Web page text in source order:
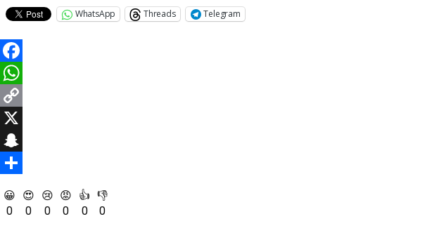
WhatsApp Threads Telegram
Facebook
WhatsApp
Copy
Link
X
Snapchat
😀
0
😍
0
😢
0
😡
0
👍
0
👎
0